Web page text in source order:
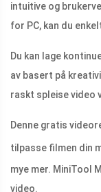
intuitive og
for PC, kan du
Du kan lage
av basert på
raskt spleise video
Denne gratis
tilpasse filmen din
mye mer. MiniTool
video.